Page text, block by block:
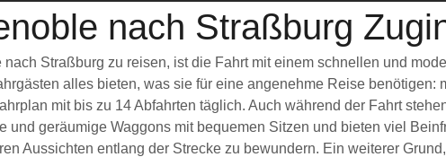
nach Straßburg
Straßburg zu reisen, ist die Fahrt mit einem schnellen und
alles bieten, was sie für eine angenehme Reise
mit bis zu 14 Abfahrten täglich. Auch während der Fahrt
und geräumige Waggons mit bequemen Sitzen und bieten viel
Aussichten entlang der Strecke zu bewundern. Ein weiterer